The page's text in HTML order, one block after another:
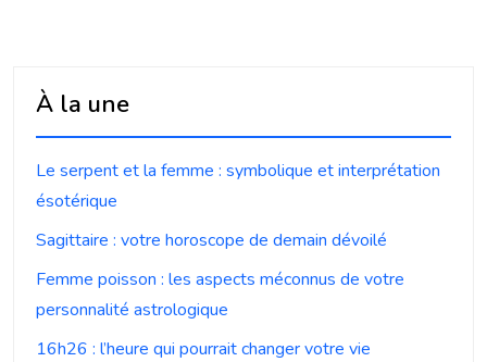
À la une
Le serpent et la femme : symbolique et interprétation
ésotérique
Sagittaire : votre horoscope de demain dévoilé
Femme poisson : les aspects méconnus de votre
personnalité astrologique
16h26 : l’heure qui pourrait changer votre vie